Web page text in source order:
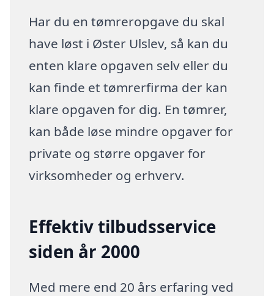
Har du en tømreropgave du skal
have løst i Øster Ulslev, så kan du
enten klare opgaven selv eller du
kan finde et tømrerfirma der kan
klare opgaven for dig. En tømrer,
kan både løse mindre opgaver for
private og større opgaver for
virksomheder og erhverv.
Effektiv tilbudsservice
siden år 2000
Med mere end 20 års erfaring ved